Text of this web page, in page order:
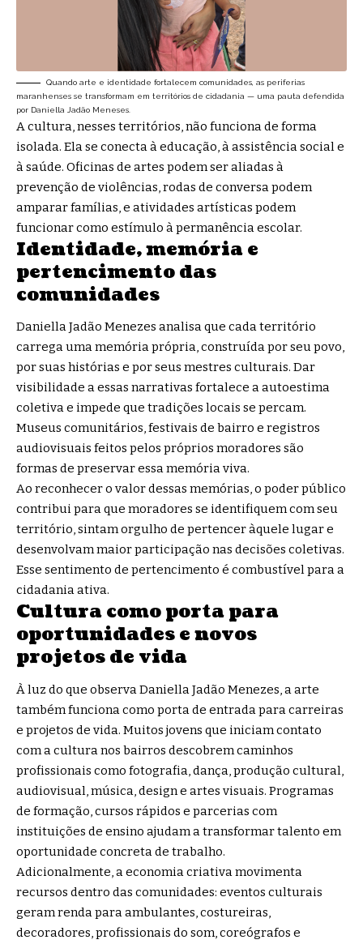
Quando arte e identidade fortalecem comunidades, as periferias
maranhenses se transformam em territórios de cidadania — uma pauta defendida
por Daniella Jadão Meneses.
A cultura, nesses territórios, não funciona de forma
isolada. Ela se conecta à educação, à assistência social e
à saúde. Oficinas de artes podem ser aliadas à
prevenção de violências, rodas de conversa podem
amparar famílias, e atividades artísticas podem
funcionar como estímulo à permanência escolar.
Identidade, memória e
pertencimento das
comunidades
Daniella Jadão Menezes analisa que cada território
carrega uma memória própria, construída por seu povo,
por suas histórias e por seus mestres culturais. Dar
visibilidade a essas narrativas fortalece a autoestima
coletiva e impede que tradições locais se percam.
Museus comunitários, festivais de bairro e registros
audiovisuais feitos pelos próprios moradores são
formas de preservar essa memória viva.
Ao reconhecer o valor dessas memórias, o poder público
contribui para que moradores se identifiquem com seu
território, sintam orgulho de pertencer àquele lugar e
desenvolvam maior participação nas decisões coletivas.
Esse sentimento de pertencimento é combustível para a
cidadania ativa.
Cultura como porta para
oportunidades e novos
projetos de vida
À luz do que observa Daniella Jadão Menezes, a arte
também funciona como porta de entrada para carreiras
e projetos de vida. Muitos jovens que iniciam contato
com a cultura nos bairros descobrem caminhos
profissionais como fotografia, dança, produção cultural,
audiovisual, música, design e artes visuais. Programas
de formação, cursos rápidos e parcerias com
instituições de ensino ajudam a transformar talento em
oportunidade concreta de trabalho.
Adicionalmente, a economia criativa movimenta
recursos dentro das comunidades: eventos culturais
geram renda para ambulantes, costureiras,
decoradores, profissionais do som, coreógrafos e